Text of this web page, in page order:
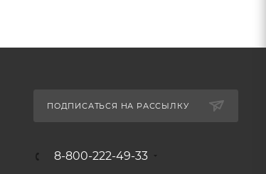
ПОДПИСАТЬСЯ НА РАССЫЛКУ
8-800-222-49-33